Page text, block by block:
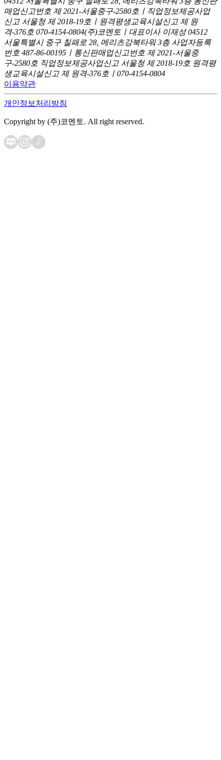
매업신고번호 제 2021-서울중구-2580호ㅣ직업정보제공사업
신고 서울청 제 2018-19호ㅣ원격평생교육시설신고 제 원
격-376호 070-4154-0804(주)코멘토ㅣ대표이사 이재성 04512
서울특별시 중구 칠패로 28, 메리츠강북타워 3층 사업자등록
번호 487-86-00195ㅣ통신판매업신고번호 제 2021-서울중
구-2580호 직업정보제공사업신고 서울청 제 2018-19호 원격평
생교육시설신고 제 원격-376호ㅣ070-4154-0804
이용약관
개인정보처리방침
Copyright by (주)코멘토. All right reserved.